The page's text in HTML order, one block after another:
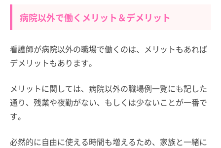
病院以外で働くメリット＆デメリット
看護師が病院以外の職場で働くのは、メリットもあれば
デメリットもあります。
メリットに関しては、病院以外の職場例一覧にも記した
通り、残業や夜勤がない、もしくは少ないことが一番で
す。
必然的に自由に使える時間も増えるため、家族と一緒に